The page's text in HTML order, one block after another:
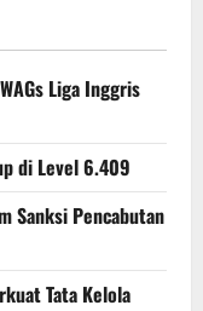
Liga Inggris
di Level 6.409
Sanksi Pencabutan
Tata Kelola